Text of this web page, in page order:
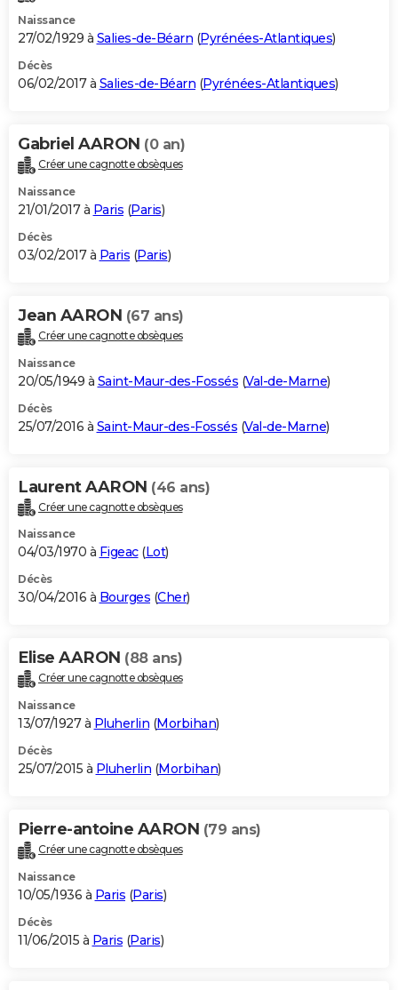
Naissance
27/02/1929 à Salies-de-Béarn (Pyrénées-Atlantiques)
Décès
06/02/2017 à Salies-de-Béarn (Pyrénées-Atlantiques)
Gabriel AARON (0 an)
Créer une cagnotte obsèques
Naissance
21/01/2017 à Paris (Paris)
Décès
03/02/2017 à Paris (Paris)
Jean AARON (67 ans)
Créer une cagnotte obsèques
Naissance
20/05/1949 à Saint-Maur-des-Fossés (Val-de-Marne)
Décès
25/07/2016 à Saint-Maur-des-Fossés (Val-de-Marne)
Laurent AARON (46 ans)
Créer une cagnotte obsèques
Naissance
04/03/1970 à Figeac(Lot)
Décès
30/04/2016 à Bourges (Cher)
Elise AARON (88 ans)
Créer une cagnotte obsèques
Naissance
13/07/1927 à Pluherlin (Morbihan)
Décès
25/07/2015 à Pluherlin (Morbihan)
Pierre-antoine AARON (79 ans)
Créer une cagnotte obsèques
Naissance
10/05/1936 à Paris (Paris)
Décès
11/06/2015 à Paris (Paris)